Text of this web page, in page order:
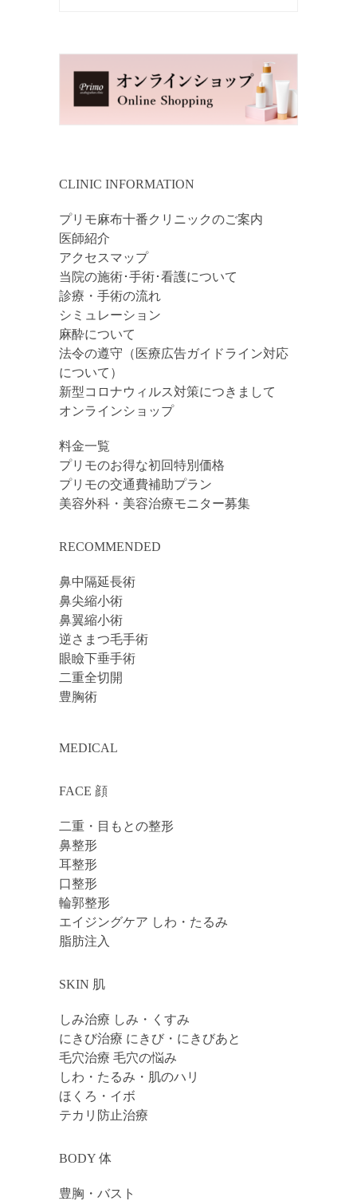
CLINIC INFORMATION
プリモ麻布十番クリニックのご案内
医師紹介
アクセスマップ
当院の施術･手術･看護について
診療・手術の流れ
シミュレーション
麻酔について
法令の遵守（医療広告ガイドライン対応
について）
新型コロナウィルス対策につきまして
オンラインショップ
料金一覧
プリモのお得な初回特別価格
プリモの交通費補助プラン
美容外科・美容治療モニター募集
RECOMMENDED
鼻中隔延長術
鼻尖縮小術
鼻翼縮小術
逆さまつ毛手術
眼瞼下垂手術
二重全切開
豊胸術
MEDICAL
FACE 顔
二重・目もとの整形
鼻整形
耳整形
口整形
輪郭整形
エイジングケア しわ・たるみ
脂肪注入
SKIN 肌
しみ治療 しみ・くすみ
にきび治療 にきび・にきびあと
毛穴治療 毛穴の悩み
しわ・たるみ・肌のハリ
ほくろ・イボ
テカリ防止治療
BODY 体
豊胸・バスト